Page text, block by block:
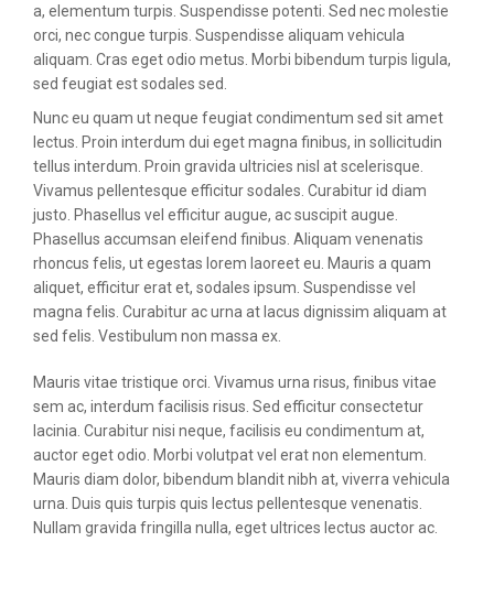
a, elementum turpis. Suspendisse potenti. Sed nec molestie
orci, nec congue turpis. Suspendisse aliquam vehicula
aliquam. Cras eget odio metus. Morbi bibendum turpis ligula,
sed feugiat est sodales sed.
Nunc eu quam ut neque feugiat condimentum sed sit amet
lectus. Proin interdum dui eget magna finibus, in sollicitudin
tellus interdum. Proin gravida ultricies nisl at scelerisque.
Vivamus pellentesque efficitur sodales. Curabitur id diam
justo. Phasellus vel efficitur augue, ac suscipit augue.
Phasellus accumsan eleifend finibus. Aliquam venenatis
rhoncus felis, ut egestas lorem laoreet eu. Mauris a quam
aliquet, efficitur erat et, sodales ipsum. Suspendisse vel
magna felis. Curabitur ac urna at lacus dignissim aliquam at
sed felis. Vestibulum non massa ex.
Mauris vitae tristique orci. Vivamus urna risus, finibus vitae
sem ac, interdum facilisis risus. Sed efficitur consectetur
lacinia. Curabitur nisi neque, facilisis eu condimentum at,
auctor eget odio. Morbi volutpat vel erat non elementum.
Mauris diam dolor, bibendum blandit nibh at, viverra vehicula
urna. Duis quis turpis quis lectus pellentesque venenatis.
Nullam gravida fringilla nulla, eget ultrices lectus auctor ac.